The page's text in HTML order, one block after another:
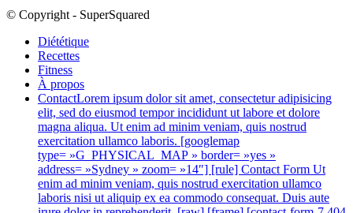
© Copyright - SuperSquared
Diététique
Recettes
Fitness
À propos
ContactLorem ipsum dolor sit amet, consectetur adipisicing
elit, sed do eiusmod tempor incididunt ut labore et dolore
magna aliqua. Ut enim ad minim veniam, quis nostrud
exercitation ullamco laboris. [googlemap
type= »G_PHYSICAL_MAP » border= »yes »
address= »Sydney » zoom= »14″] [rule] Contact Form Ut
enim ad minim veniam, quis nostrud exercitation ullamco
laboris nisi ut aliquip ex ea commodo consequat. Duis aute